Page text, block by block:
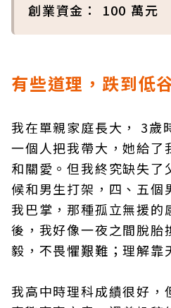
創業資金： 100 萬元
有些道理，跌到低
我在單親家庭長大， 3歲
一個人把我帶大，她給了
和關愛。但我終究缺失了
候和男生打架，四、五個
我巴掌，那種孤立無援的
後，我好像一夜之間脫胎
毅，不畏懼艱難；理解靠
我高中時理科成績很好，